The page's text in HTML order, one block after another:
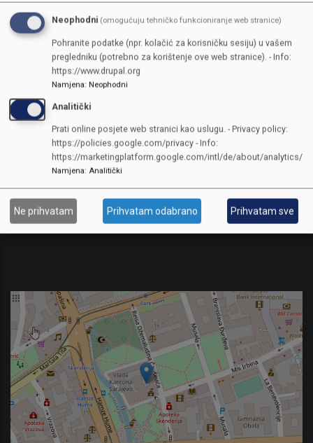
22. sjednica Komisije za pravdu, ljudska prava i građanske slobode
04.03.2026
26. sjednica Komisije za budžet i finansije SKS
04.03.2026
18. sjednica Komisije za prostorno uređenje, stambeno-
komunalnu politiku, infrastrukturu i zaštitu okoliša
PAGINATION
CURRENT
1 STRANA STRANA STRANA STRANA STRANASTRANA
7 STRANA
STRANA
NEXT
PAGE
NEXT ›
LAST
LAST »
Neophodni (omogućuju tehničko funkcioniranje web stranice)
Pohranite podatke (npr. kolačić za korisničku sesiju) u vašem
pregledniku (potrebno za korištenje ove web stranice). - Info:
https://www.drupal.org
Namjena: Neophodni
Analitički
Prati online posjete web stranici kao uslugu. - Privacy policy:
https://policies.google.com/privacy - Info:
https://marketingplatform.google.com/intl/de/about/analytics/
Namjena: Analitički
Ne prihvatam Prihvatam odabrano Prihvatam sve